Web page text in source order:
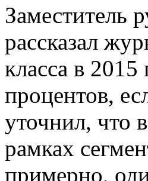
Заместитель
рассказал
класса в 2015
процентов,
уточнил, что
рамках
примерно,